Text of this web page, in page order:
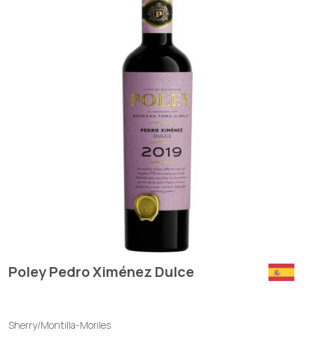
Poley Pedro Ximénez Dulce
Sherry/Montilla-Moriles